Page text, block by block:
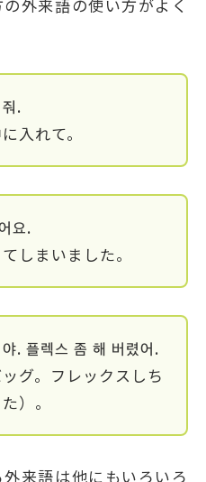
外来語の使い方がよく
.
入れて。
요.
しまいました。
. 플렉스 좀 해 버렸어.
グ。フレックスしち
）。
来語は他にもいろいろ